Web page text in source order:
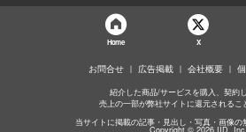
Home X
お問合せ 広告掲載 会社概要
紹介した商品/サービスを購入、契約し
売上の一部が弊社サイトに還元されるこ
当サイトに掲載の記事・見出し・写真・画像の
Copyright © 2026 IID,